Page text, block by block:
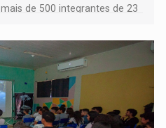
de 500 integrantes de 23